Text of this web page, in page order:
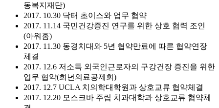
동복지재단)
2017. 10.30 닥터 초이스와 업무 협약
2017. 11.14 국민건강증진 연구를 위한 상호 협력 조인
(아워홈)
2017. 11.30 동경치대와 5년 협약만료에 따른 협약연장
체결
2017. 12.6 저소득 외국인근로자의 구강건장 증진을 위한
업무 협약(희년의료공제회)
2017. 12.7 UCLA 치의학대학원과 상호교류 협약체결
2017. 12.20 모스크바 주립 치과대학과 상호교류 협약체